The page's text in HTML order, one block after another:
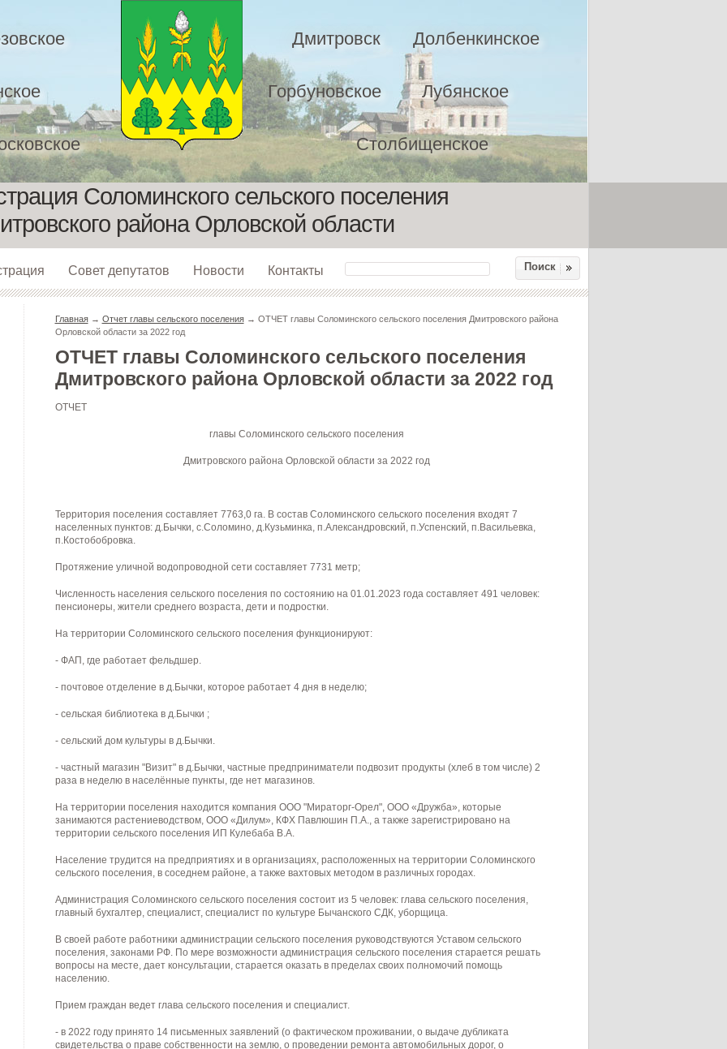
Дмитровск Долбенкинское
Горбуновское Лубянское
Столбищенское
Совет депутатов Новости Контакты
Соломинского сельского поселения
района Орловской области
Поиск
Главная→ Отчет главы сельского поселения→ ОТЧЕТ главы Cоломинского сельского поселения Дмитровского района
Орловской области за 2022 год
ОТЧЕТ главы Cоломинского сельского поселения
Дмитровского района Орловской области за 2022 год
ОТЧЕТ
главы Соломинского сельского поселения
Дмитровского района Орловской области за 2022 год
Территория поселения составляет 7763,0 га. В состав Соломинского сельского поселения входят 7
населенных пунктов: д.Бычки, с.Соломино, д.Кузьминка, п.Александровский, п.Успенский, п.Васильевка,
п.Костобобровка.
Протяжение уличной водопроводной сети составляет 7731 метр;
Численность населения сельского поселения по состоянию на 01.01.2023 года составляет 491 человек:
пенсионеры, жители среднего возраста, дети и подростки.
На территории Соломинского сельского поселения функционируют:
- ФАП, где работает фельдшер.
- почтовое отделение в д.Бычки, которое работает 4 дня в неделю;
- сельская библиотека в д.Бычки ;
- сельский дом культуры в д.Бычки.
- частный магазин "Визит" в д.Бычки, частные предприниматели подвозит продукты (хлеб в том числе) 2
раза в неделю в населённые пункты, где нет магазинов.
На территории поселения находится компания ООО "Мираторг-Орел", ООО «Дружба», которые
занимаются растениеводством, ООО «Дилум», КФХ Павлюшин П.А., а также зарегистрировано на
территории сельского поселения ИП Кулебаба В.А.
Население трудится на предприятиях и в организациях, расположенных на территории Соломинского
сельского поселения, в соседнем районе, а также вахтовых методом в различных городах.
Администрация Соломинского сельского поселения состоит из 5 человек: глава сельского поселения,
главный бухгалтер, специалист, специалист по культуре Бычанского СДК, уборщица.
В своей работе работники администрации сельского поселения руководствуются Уставом сельского
поселения, законами РФ. По мере возможности администрация сельского поселения старается решать
вопросы на месте, дает консультации, старается оказать в пределах своих полномочий помощь
населению.
Прием граждан ведет глава сельского поселения и специалист.
- в 2022 году принято 14 письменных заявлений (о фактическом проживании, о выдаче дубликата
свидетельства о праве собственности на землю, о проведении ремонта автомобильных дорог, о